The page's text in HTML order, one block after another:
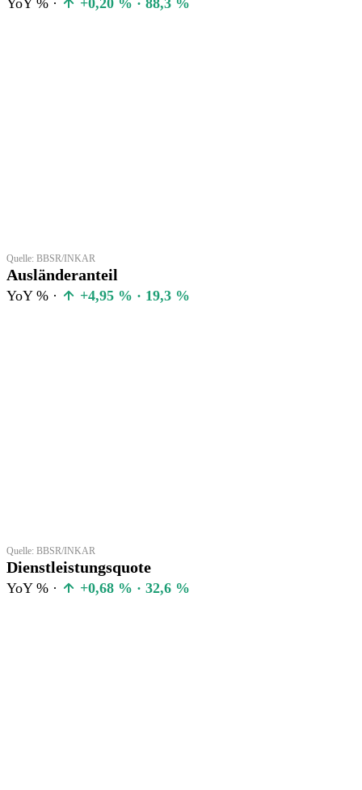
Quelle: BBSR/INKAR
Ausländeranteil
YoY % · +4,95 % · 19,3 %
Quelle: BBSR/INKAR
Dienstleistungsquote
YoY % · +0,68 % · 32,6 %